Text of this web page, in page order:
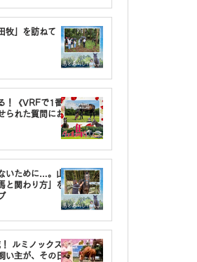
牧」を訪ねて
！《VRFで1番〇
られた質問にお
いために…。山
と関わり方」を
ルミノックスの
い主が、その日